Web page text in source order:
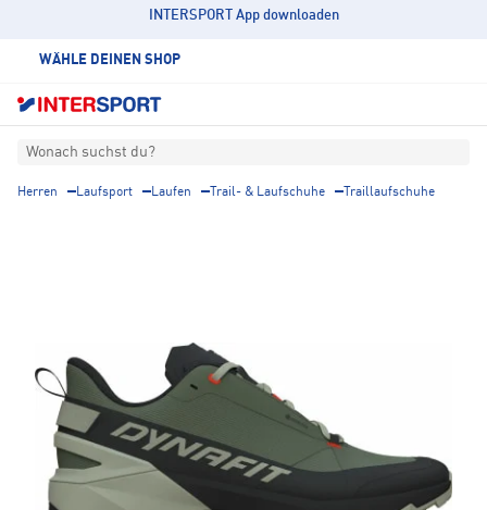
INTERSPORT App downloaden
WÄHLE DEINEN SHOP
Wonach suchst du?
Herren Laufsport Laufen Trail- & Laufschuhe Traillaufschuhe